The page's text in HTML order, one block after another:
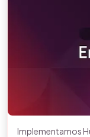
Implementamos